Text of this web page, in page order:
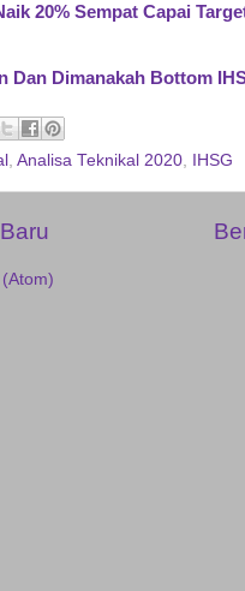
20% Sempat Capai
Dan Dimanakah Bottom
Analisa Teknikal 2020 IHSG